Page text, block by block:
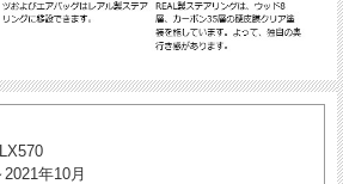
2021年10月